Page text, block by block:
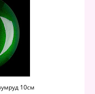
10см